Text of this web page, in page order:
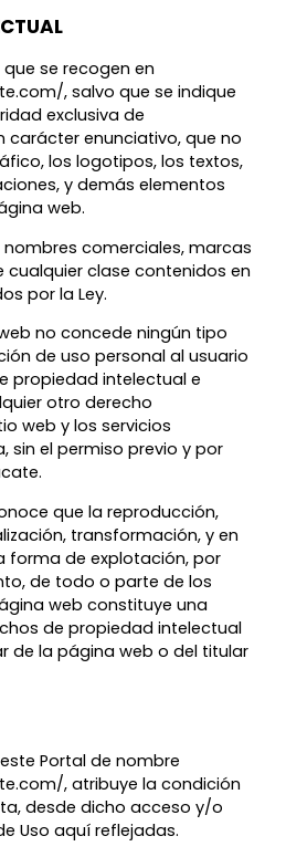
se recogen en
, salvo que se indique
exclusiva de
enunciativo, que no
los logotipos, los textos,
y demás elementos
web.
comerciales, marcas
cualquier clase contenidos en
por la Ley.
no concede ningún tipo
de uso personal al usuario
propiedad intelectual e
otro derecho
web y los servicios
sin el permiso previo y por
que la reproducción,
transformación, y en
forma de explotación, por
de todo o parte de los
web constituye una
de propiedad intelectual
de la página web o del titular
Portal de nombre
, atribuye la condición
desde dicho acceso y/o
Uso aquí reflejadas.